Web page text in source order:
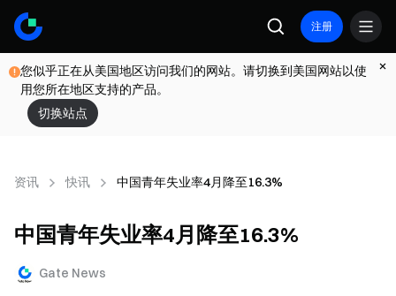
注册
您似乎正在从美国地区访问我们的网站。请切换到美国网站以使
用您所在地区支持的产品。
切换站点
资讯 快讯 中国青年失业率4月降至16.3%
中国青年失业率4月降至16.3%
Gate News